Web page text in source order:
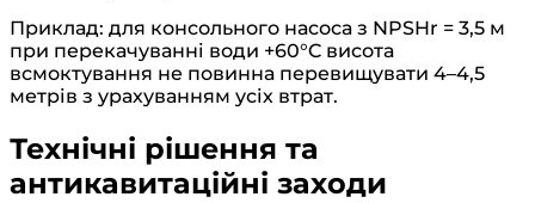
Приклад: для консольного насоса з NPSHr = 3,5 м
при перекачуванні води +60°C висота
всмоктування не повинна перевищувати 4–4,5
метрів з урахуванням усіх втрат.
Технічні рішення та
антикавитаційні заходи